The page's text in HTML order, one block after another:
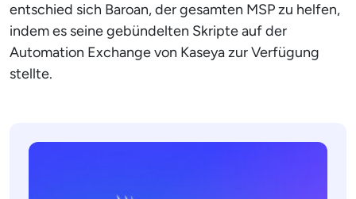
entschied sich Baroan, der gesamten MSP zu helfen,
indem es seine gebündelten Skripte auf der
Automation Exchange von Kaseya zur Verfügung
stellte.